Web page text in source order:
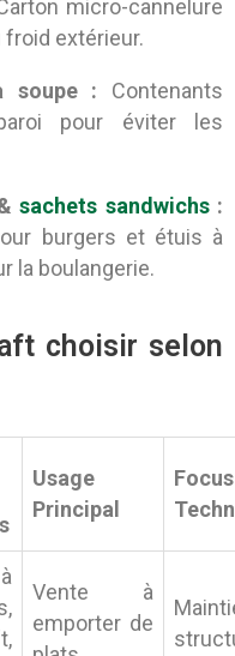
micro-cannelure
froid extérieur.
soupe : Contenants
pour éviter les
sachets sandwichs:
burgers et étuis à
la boulangerie.
choisir selon
Usage
Principal
Focus
Vente à
emporter de